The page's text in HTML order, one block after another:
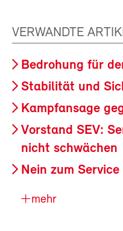
VERWANDTE
Bedrohung für
Stabilität und
Kampfansage
Vorstand SEV:
nicht schwächen
Nein zum
mehr